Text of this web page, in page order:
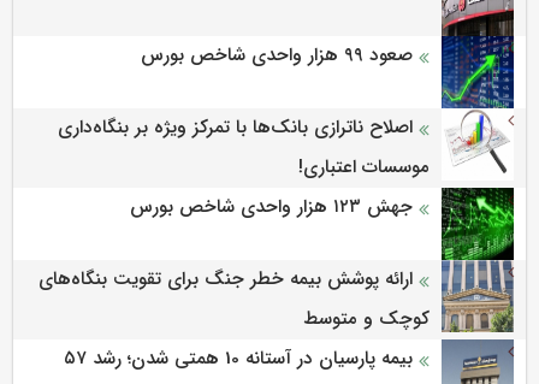
صعود ۹۹ هزار واحدی شاخص بورس
اصلاح ناترازی بانک‌ها با تمرکز ویژه بر بنگاه‌داری
موسسات اعتباری!
جهش ۱۲۳ هزار واحدی شاخص بورس
ارائه پوشش بیمه خطر جنگ برای تقویت بنگاه‌های
کوچک و متوسط
بیمه پارسیان در آستانه 10 همتی شدن؛ رشد ۵۷